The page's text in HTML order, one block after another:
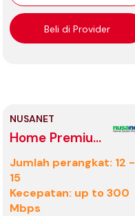
Beli di Provider
NUSANET
Home Premium
Tahunan
Jumlah perangkat: 12 -
15
Kecepatan: up to 300
Mbps